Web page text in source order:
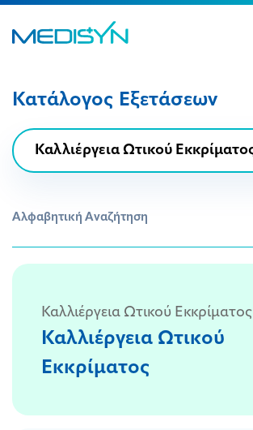
Κατάλογος Εξετάσεων
Αλφαβητική Αναζήτηση
Καλλιέργεια Ωτικού Εκκρίματος
Καλλιέργεια Ωτικού
Εκκρίματος